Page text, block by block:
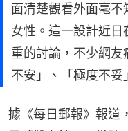
面清楚觀看外面毫
女性。這一設計近
重的討論，不少網
不安」、「極度不妥
據《每日郵報》報道